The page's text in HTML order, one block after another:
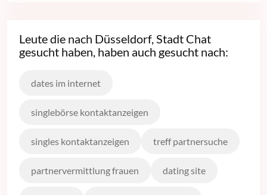
Leute die nach Düsseldorf, Stadt Chat
gesucht haben, haben auch gesucht nach:
dates im internet
singlebörse kontaktanzeigen
singles kontaktanzeigen treff partnersuche
partnervermittlung frauen dating site